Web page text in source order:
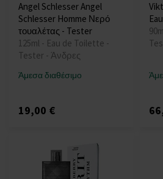
Angel Schlesser Angel
Schlesser Homme Νερό
τουαλέτας - Tester
125ml - Eau de Toilette -
Tester - Άνδρες
Άμεσα διαθέσιμο
19,00 €